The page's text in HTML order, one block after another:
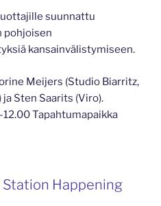
suunnattu
pohjoisen
kansainvälistymiseen.
Meijers (Studio Biarritz,
ja Sten Saarits (Viro).
Tapahtumapaikka
Happening